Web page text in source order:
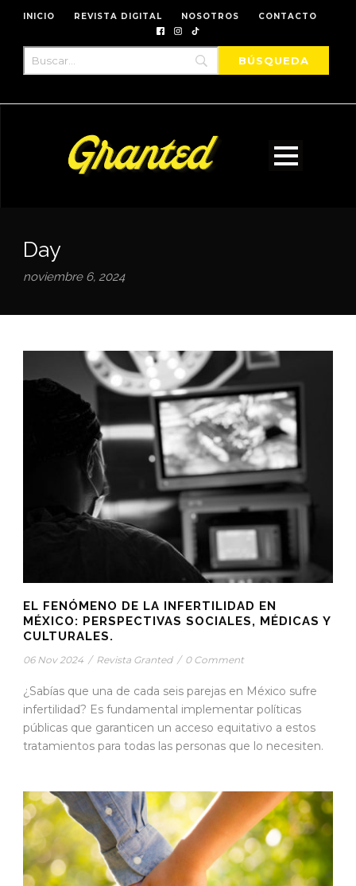
INICIO REVISTA DIGITAL NOSOTROS CONTACTO
Day
noviembre 6, 2024
EL FENÓMENO DE LA INFERTILIDAD EN
MÉXICO: PERSPECTIVAS SOCIALES, MÉDICAS Y
CULTURALES.
06 Nov 2024 / Revista Granted / 0 Comment
¿Sabías que una de cada seis parejas en México sufre
infertilidad? Es fundamental implementar políticas
públicas que garanticen un acceso equitativo a estos
tratamientos para todas las personas que lo necesiten.